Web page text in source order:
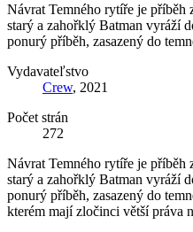
Návrat Temného rytíře je příběh
starý a zahořklý Batman vyráží
ponurý příběh, zasazený do
Vydavateľstvo
Crew, 2021
Počet strán
272
Návrat Temného rytíře je příběh
starý a zahořklý Batman vyráží
ponurý příběh, zasazený do
kterém mají zločinci větší práva